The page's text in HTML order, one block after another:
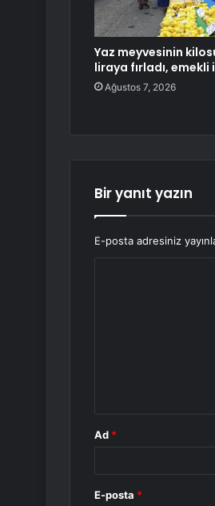
Yaz meyvesinin
liraya fırladı,
Ağustos 7, 2026
Bir yanıt yazın
E-posta adresiniz
Ad *
E-posta *